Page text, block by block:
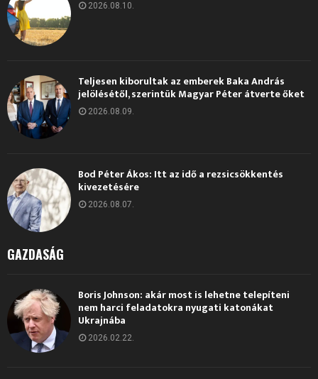
2026.08.10.
Teljesen kiborultak az emberek Baka András
jelölésétől, szerintük Magyar Péter átverte őket
2026.08.09.
Bod Péter Ákos: Itt az idő a rezsicsökkentés
kivezetésére
2026.08.07.
GAZDASÁG
Boris Johnson: akár most is lehetne telepíteni
nem harci feladatokra nyugati katonákat
Ukrajnába
2026.02.22.